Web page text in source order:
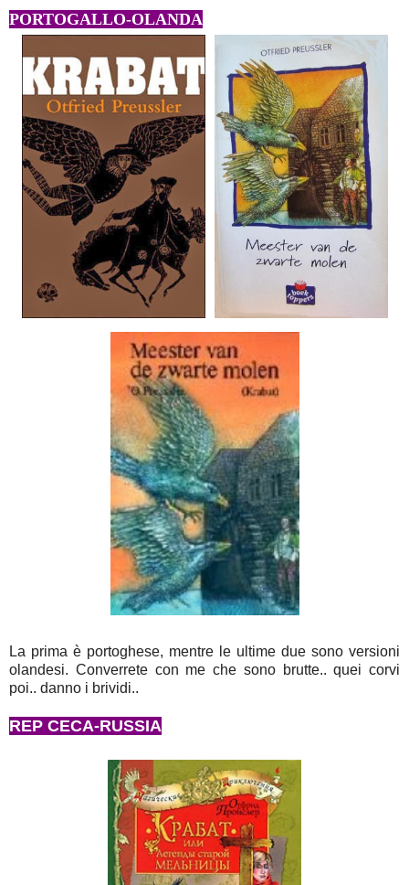
PORTOGALLO-OLANDA
La prima è portoghese, mentre le ultime due sono versioni
olandesi. Converrete con me che sono brutte.. quei corvi
poi.. danno i brividi..
REP CECA-RUSSIA